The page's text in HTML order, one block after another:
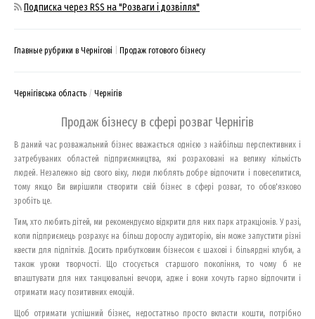
Подписка через RSS на "Розваги і дозвілля"
Главные рубрики в Чернігові Продаж готового бізнесу
Чернігівська область Чернігів
Продаж бізнесу в сфері розваг Чернігів
В даний час розважальний бізнес вважається однією з найбільш перспективних і
затребуваних областей підприємництва, які розраховані на велику кількість
людей. Незалежно від свого віку, люди люблять добре відпочити і повеселитися,
тому якщо Ви вирішили створити свій бізнес в сфері розваг, то обов'язково
зробіть це.
Тим, хто любить дітей, ми рекомендуємо відкрити для них парк атракціонів. У разі,
коли підприємець розрахує на більш дорослу аудиторію, він може запустити різні
квести для підлітків. Досить прибутковим бізнесом є шахові і більярдні клуби, а
також уроки творчості. Що стосується старшого покоління, то чому б не
влаштувати для них танцювальні вечори, адже і вони хочуть гарно відпочити і
отримати масу позитивних емоцій.
Щоб отримати успішний бізнес, недостатньо просто вкласти кошти, потрібно